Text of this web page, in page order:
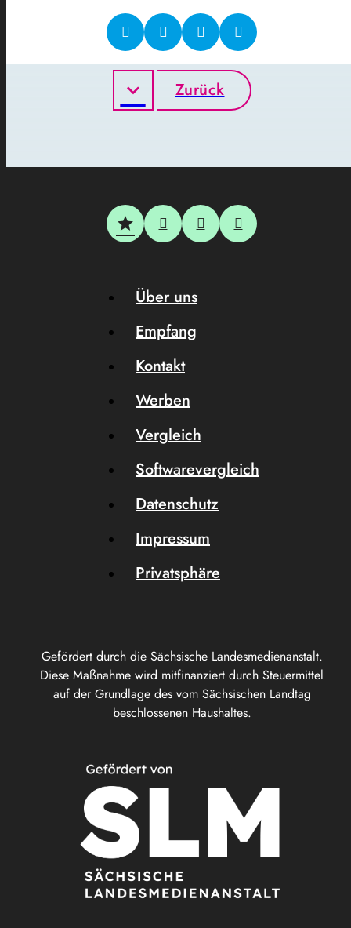
Zurück
Gefördert durch die Sächsische Landesmedienanstalt.
Diese Maßnahme wird mitfinanziert durch Steuermittel
auf der Grundlage des vom Sächsischen Landtag
beschlossenen Haushaltes.
Über uns
Empfang
Kontakt
Werben
Vergleich
Softwarevergleich
Datenschutz
Impressum
Privatsphäre